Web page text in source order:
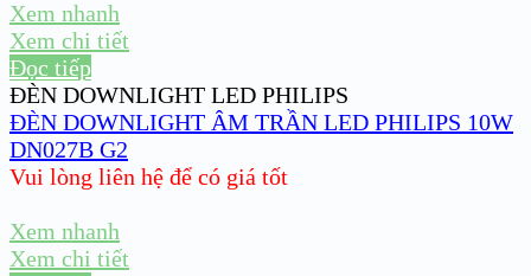
Xem nhanh
Xem chi tiết
Đọc tiếp
ĐÈN DOWNLIGHT LED PHILIPS
ĐÈN DOWNLIGHT ÂM TRẦN LED PHILIPS 10W
DN027B G2
Vui lòng liên hệ để có giá tốt
Xem nhanh
Xem chi tiết